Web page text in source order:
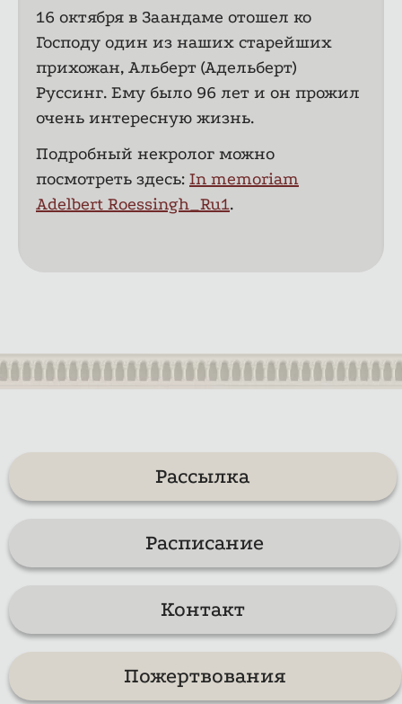
16 октября в Заандаме отошел ко
Господу один из наших старейших
прихожан, Альберт (Адельберт)
Руссинг. Ему было 96 лет и он прожил
очень интересную жизнь.
Подробный некролог можно
посмотреть здесь: In memoriam
Adelbert Roessingh_Ru1.
Рассылка
Расписание
Контакт
Пожертвования